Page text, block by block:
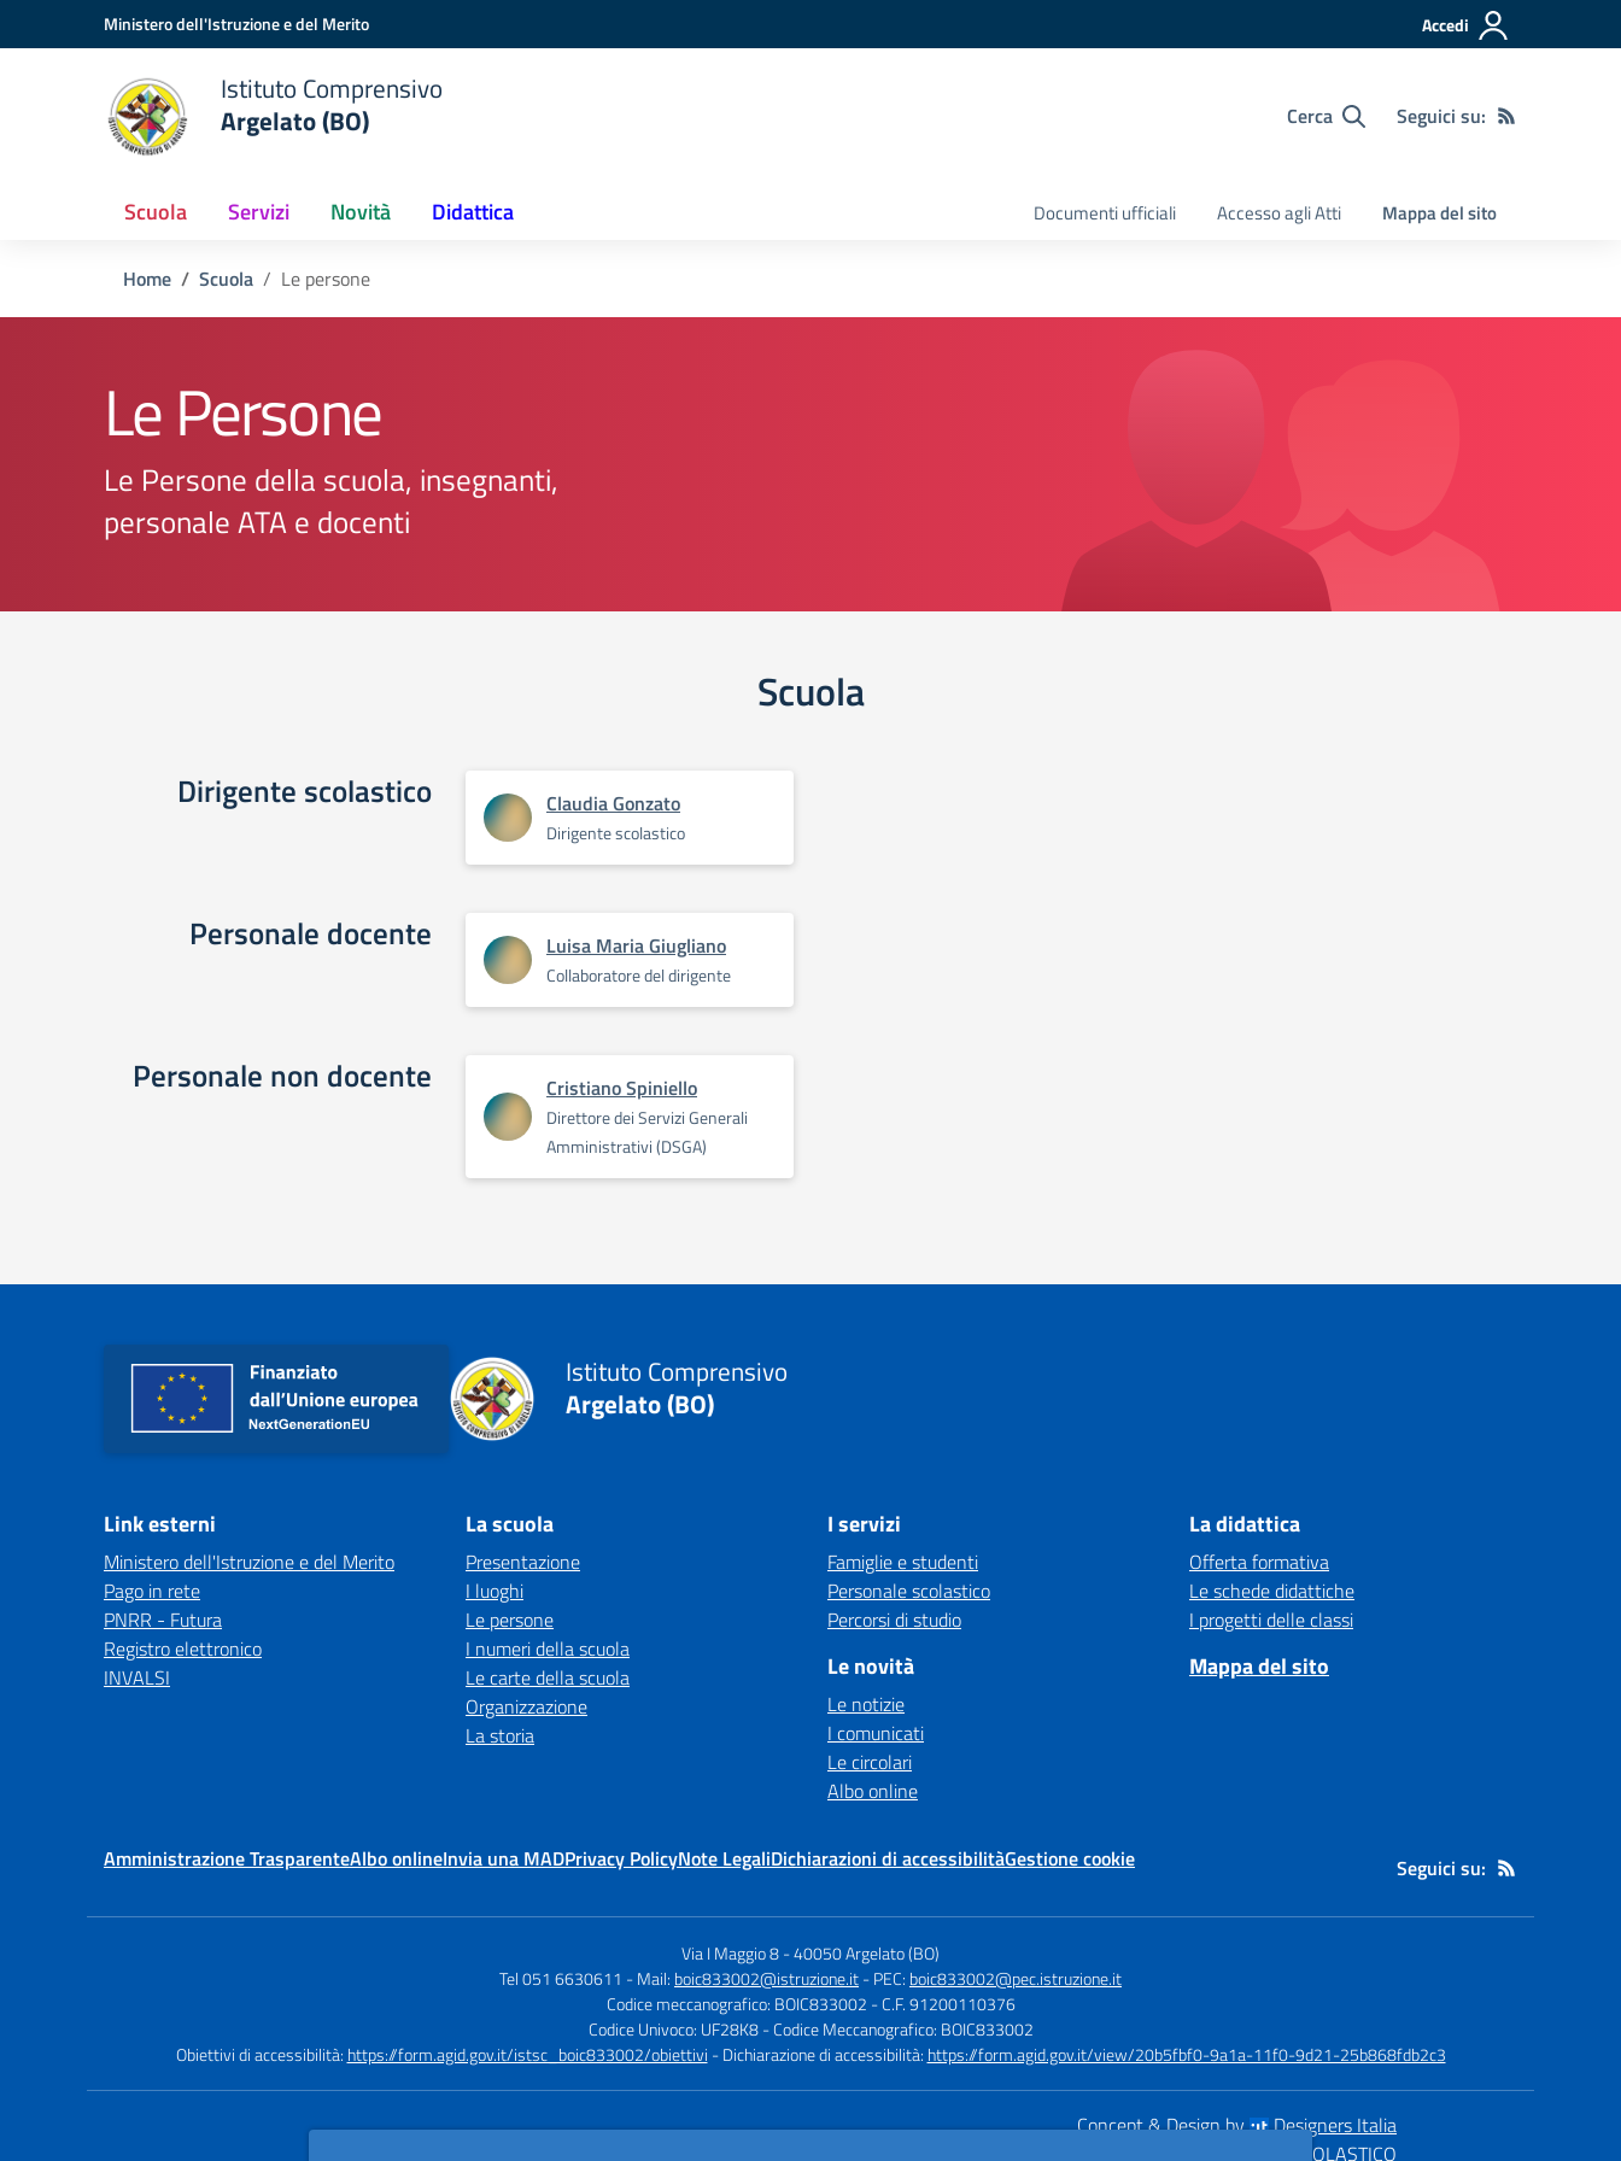
Vai ai contenuti
Vai al menu di navigazioneMinistero dell'Istruzione e del Merito Accedi
Istituto Comprensivo
Argelato (BO)
Cerca Seguici su:
Scuola Servizi Novità Didattica Documenti ufficiali Accesso agli Atti Mappa del sito
Home Scuola Le persone
Le Persone
Le Persone della scuola, insegnanti,
personale ATA e docenti
Scuola
Dirigente scolastico Claudia Gonzato
Dirigente scolastico
Personale docente Luisa Maria Giugliano
Collaboratore del dirigente
Personale non docente Cristiano Spiniello
Direttore dei Servizi Generali
Amministrativi (DSGA)
Istituto Comprensivo
Argelato (BO)
Link esterni
Ministero dell'Istruzione e del Merito
Pago in rete
PNRR - Futura
Registro elettronico
INVALSI
La scuola
Presentazione
I luoghi
Le persone
I numeri della scuola
Le carte della scuola
Organizzazione
La storia
I servizi
Famiglie e studenti
Personale scolastico
Percorsi di studio
Le novità
Le notizie
I comunicati
Le circolari
Albo online
La didattica
Offerta formativa
Le schede didattiche
I progetti delle classi
Mappa del sito
Amministrazione TrasparenteAlbo onlineInvia una MADPrivacy PolicyNote LegaliDichiarazioni di accessibilitàGestione cookie Seguici su:
Via I Maggio 8-40050 Argelato (BO)
Tel 051 6630611 - Mail: boic833002@istruzione.it- PEC: boic833002@pec.istruzione.it
Codice meccanografico: BOIC833002 - C.F. 91200110376
Codice Univoco: UF28K8 - Codice Meccanografico: BOIC833002
Obiettivi di accessibilità: https://form.agid.gov.it/istsc_boic833002/obiettivi - Dichiarazione di accessibilità: https://form.agid.gov.it/view/20b5fbf0-9a1a-11f0-9d21-25b868fdb2c3
Concept & Design by
Designers Italia
SCUOLASTICO